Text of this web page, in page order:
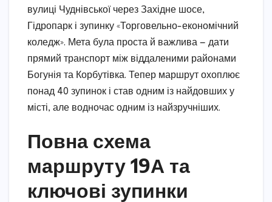
вулиці Чуднівської через Західне шосе,
Гідропарк і зупинку «Торговельно-економічний
коледж». Мета була проста й важлива — дати
прямий транспорт між віддаленими районами
Богунія та Корбутівка. Тепер маршрут охоплює
понад 40 зупинок і став одним із найдовших у
місті, але водночас одним із найзручніших.
Повна схема
маршруту 19А та
ключові зупинки